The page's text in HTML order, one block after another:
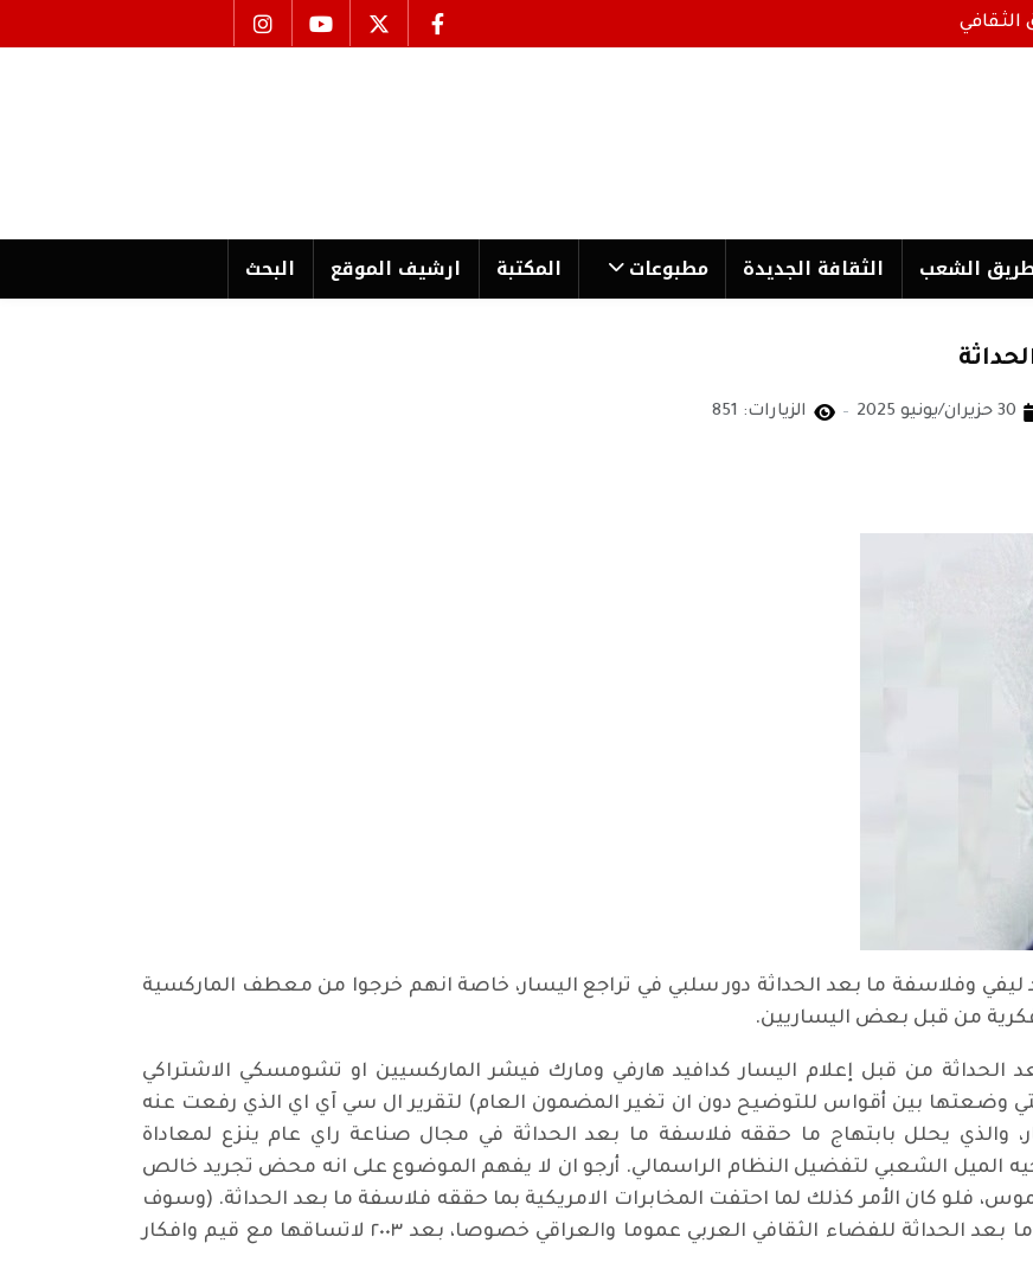
الثقافي
الشعب الثقافة الجدیدة مطبوعات المكتبة ارشیف الموقع البحث
30 حزيران/يونيو 2025 الزيارات: 851
ليفي وفلاسفة ما بعد الحداثة دور سلبي في تراجع اليسار، خاصة انهم خرجوا من معطف الماركسية
من قبل بعض اليساريين.
من قبل إعلام اليسار كدافيد هارفي ومارك فيشر الماركسيين او تشومسكي الاشتراكي
وضعتها بين أقواس للتوضيح دون ان تغير المضمون العام) لتقرير ال سي آي اي الذي رفعت عنه
والذي يحلل بابتهاج ما حققه فلاسفة ما بعد الحداثة في مجال صناعة راي عام ينزع لمعاداة
الميل الشعبي لتفضيل النظام الراسمالي. أرجو ان لا يفهم الموضوع على انه محض تجريد خالص
فلو كان الأمر كذلك لما احتفت المخابرات الامريكية بما حققه فلاسفة ما بعد الحداثة. (وسوف
يكون المقال القادم عن اختراق مفاهيم وافكار ما بعد الحداثة للفضاء الثقافي العربي عموما والعراقي خصوصا، بعد ٢٠٠٣ لاتساقها مع قيم وافكار